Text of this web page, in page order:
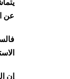
عن
إن